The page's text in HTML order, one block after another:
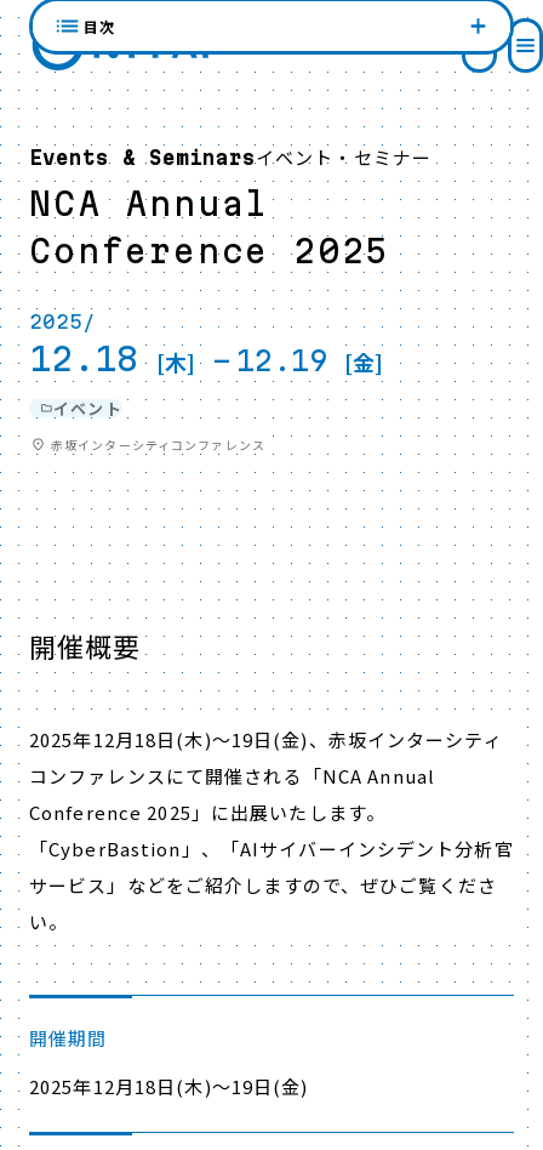
Events & Seminarsイベント・セミナー
NCA Annual
Conference 2025
2025/
12.18 [木] - 12.19 [金]
イベント
赤坂インターシティコンファレンス
開催概要
2025年12月18日(木)～19日(金)、 赤坂インターシティ
コンファレンス にて開催される「NCA Annual
Conference 2025 」に出展いたします。
「CyberBastion」、「AIサイバーインシデント分析官
サービス」などをご紹介しますので、ぜひご覧くださ
い。
開催期間
2025年12月18日(木)～19日(金)
目次